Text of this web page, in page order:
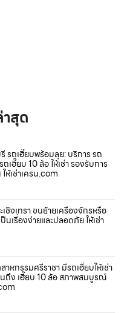
สุด
รถเฮี๊ยบพร้อมลุย: บริการ รถ
ถเฮี๊ยบ 10 ล้อ ให้เช่า รองรับการ
ห้เช่าเครน.com
ชิงเทรา ขนย้ายเครื่องจักรหรือ
นเรื่องง่ายและปลอดภัย ให้เช่า
หกรรมศรีราชา มีรถเฮี๊ยบให้เช่า
ถึง เฮี๊ยบ 10 ล้อ สภาพสมบูรณ์